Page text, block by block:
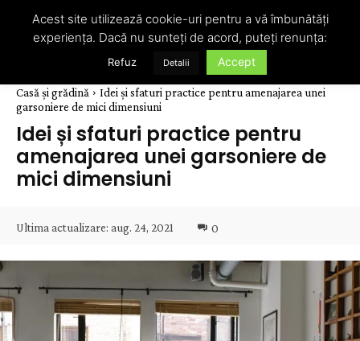
Casă și grădină
Idei și sfaturi practice pentru amenajarea unei
garsoniere de mici dimensiuni
Idei și sfaturi practice pentru
amenajarea unei garsoniere de
mici dimensiuni
Ultima actualizare: aug. 24, 2021 0
Acest site utilizează cookie-uri pentru a vă îmbunătăți
experiența. Dacă nu sunteți de acord, puteți renunța:
Refuz Detalii Accept